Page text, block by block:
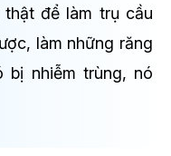
để làm trụ cầu
làm những răng
bị nhiễm trùng, nó